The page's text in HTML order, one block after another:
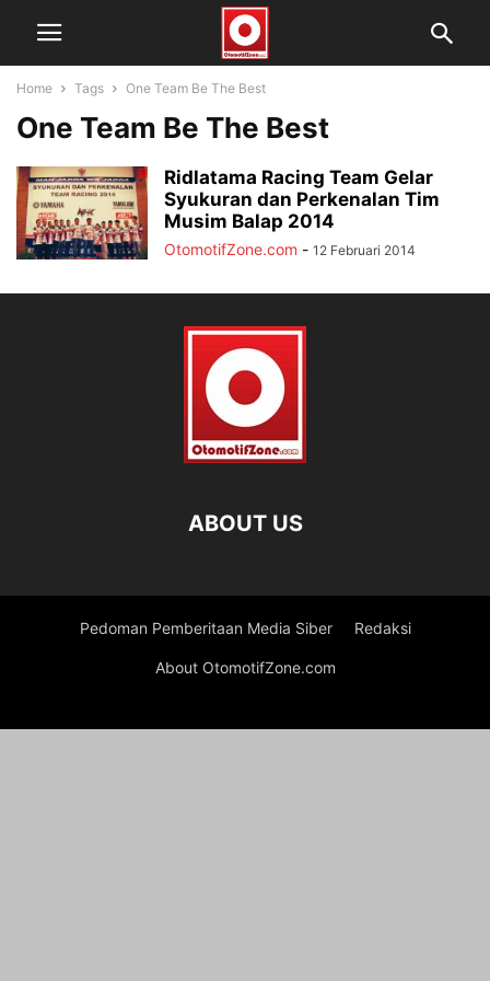
Home Tags One Team Be The Best
One Team Be The Best
Ridlatama Racing Team Gelar
Syukuran dan Perkenalan Tim
Musim Balap 2014
OtomotifZone.com - 12 Februari 2014
ABOUT US
Pedoman Pemberitaan Media Siber Redaksi
About OtomotifZone.com